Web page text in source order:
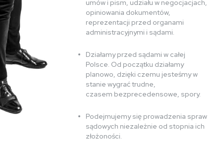
umów i pism, udziału w negocjacjach,
opiniowania dokumentów,
reprezentacji przed organami
administracyjnymi i sądami.
Działamy przed sądami w całej
Polsce. Od początku działamy
planowo, dzięki czemu jesteśmy w
stanie wygrać trudne,
czasem bezprecedensowe, spory.
Podejmujemy się prowadzenia spraw
sądowych niezależnie od stopnia ich
złożoności.